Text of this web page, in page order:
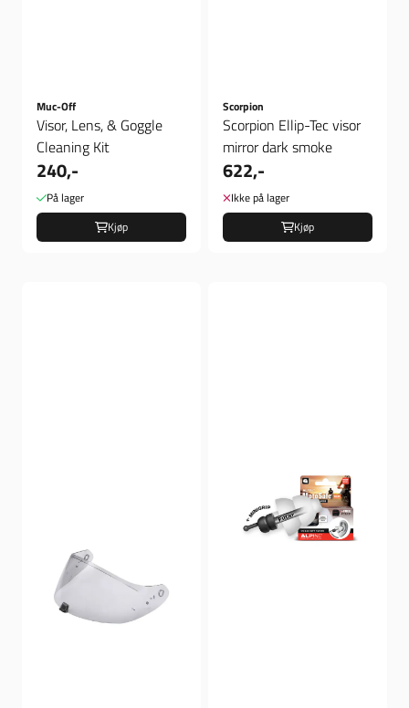
Muc-Off
Visor, Lens, & Goggle
Cleaning Kit
240,-
På lager
Kjøp
Scorpion
Scorpion Ellip-Tec visor
mirror dark smoke
622,-
Ikke på lager
Kjøp